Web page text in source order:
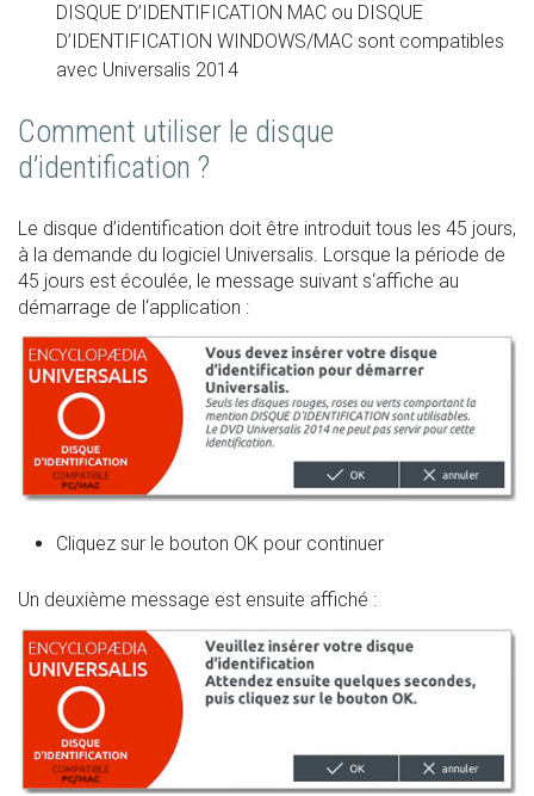
DISQUE D’IDENTIFICATION MAC ou DISQUE
D’IDENTIFICATION WINDOWS/MAC sont compatibles
avec Universalis 2014
Comment utiliser le disque
d’identification ?
Le disque d’identification doit être introduit tous les 45 jours,
à la demande du logiciel Universalis. Lorsque la période de
45 jours est écoulée, le message suivant s‘affiche au
démarrage de l‘application :
Cliquez sur le bouton OK pour continuer
Un deuxième message est ensuite affiché :